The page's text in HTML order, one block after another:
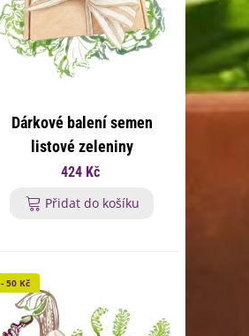
Dárkové balení semen
listové zeleniny
424 Kč
Přidat do košíku
- 50 Kč